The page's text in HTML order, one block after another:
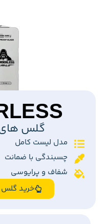
گلس
مدل لیست کامل
چسبندگی با ضمانت
شفاف و پرایوسی
خرید